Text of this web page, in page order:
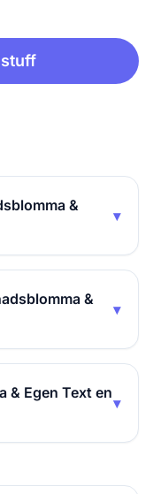
&
▾
&
▾
& Egen Text en
▾